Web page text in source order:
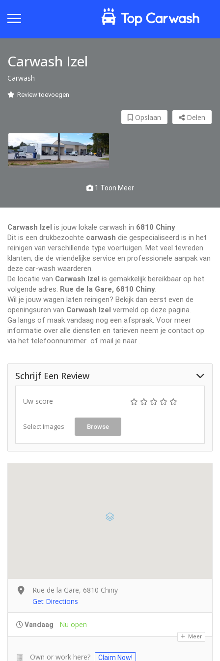
Carwash Izel
Carwash
Review toevoegen
Delen
Opslaan
1 Toon Meer
Carwash Izel is jouw lokale carwash in 6810 Chiny
Dit is een drukbezochte carwash die gespecialiseerd is in het
reinigen van verschillende type voertuigen. Met veel tevreden
klanten, die de vriendelijke service en professionele aanpak van
deze car-wash waarderen.
De locatie van Carwash Izel is gemakkelijk bereikbaar op het
volgende adres: Rue de la Gare, 6810 Chiny
Wil je jouw wagen laten reinigen? Bekijk dan eerst even de
openingsuren van Carwash Izel vermeld op deze pagina.
Ga langs of maak vandaag nog een afspraak. Voor meer
informatie over alle diensten en tarieven neem je contact op
via het telefoonnummer of mail je naar
Schrijf Een Review
Uw score
Select Images Browse
Rue de la Gare, 6810 Chiny
Get Directions
Vandaag Nu open
Meer
Own or work here? Claim Now!